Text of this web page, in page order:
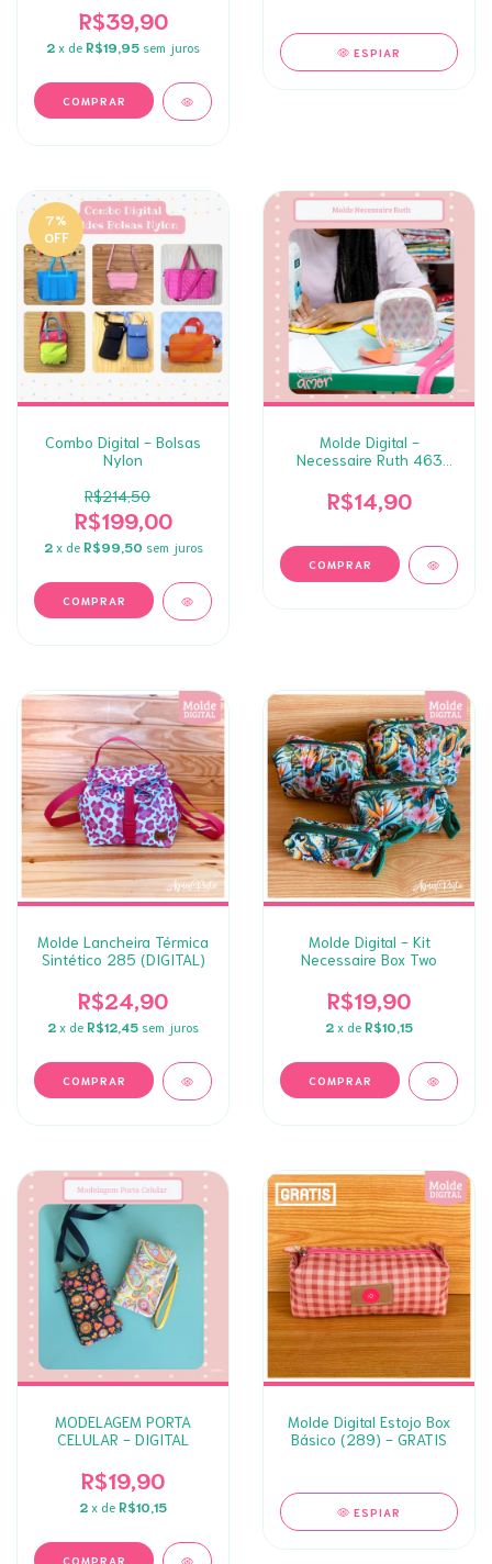
R$39,90
2 x de R$19,95 sem juros ESPIAR
7%
OFF
Combo Digital - Bolsas
Nylon
R$214,50
R$199,00
2 x de R$99,50 sem juros
Molde Digital -
Necessaire Ruth 463
R$14,90
Molde Lancheira Térmica
Sintético 285 (DIGITAL)
R$24,90
2 x de R$12,45 sem juros
Molde Digital - Kit
Necessaire Box Two
R$19,90
2 x de R$10,15
MODELAGEM PORTA
CELULAR - DIGITAL
R$19,90
2 x de R$10,15
Molde Digital Estojo Box
Básico (289) - GRATIS
ESPIAR